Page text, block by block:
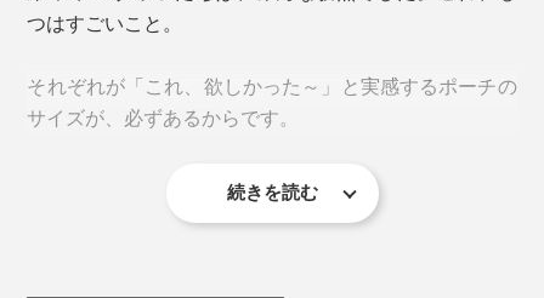
お兄ちゃんとの共同作戦も、ひとり行動も、スイスイで
きる“気配り次男”ぶりに脱帽しました。
「デスクポーチ」は、幅22×高さ11.8×厚さ3㎝。
つはすごいこと。
それぞれが「これ、欲しかった～」と実感するポーチの
サイズが、必ずあるからです。
定期的な会議以外は、バラバラの場所で働いている
続きを読む